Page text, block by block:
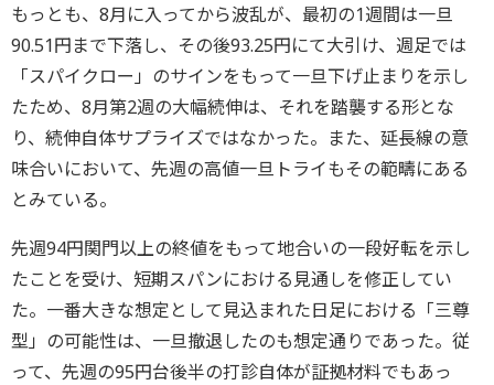
もっとも、8月に入ってから波乱が、最初の1週間は一旦
90.51円まで下落し、その後93.25円にて大引け、週足では
「スパイクロー」のサインをもって一旦下げ止まりを示し
たため、8月第2週の大幅続伸は、それを踏襲する形とな
り、続伸自体サプライズではなかった。また、延長線の意
味合いにおいて、先週の高値一旦トライもその範疇にある
とみている。
先週94円関門以上の終値をもって地合いの一段好転を示し
たことを受け、短期スパンにおける見通しを修正してい
た。一番大きな想定として見込まれた日足における「三尊
型」の可能性は、一旦撤退したのも想定通りであった。従
って、先週の95円台後半の打診自体が証拠材料でもあっ